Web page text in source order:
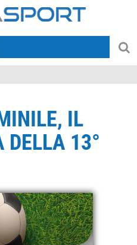
IL
DELLA 13°